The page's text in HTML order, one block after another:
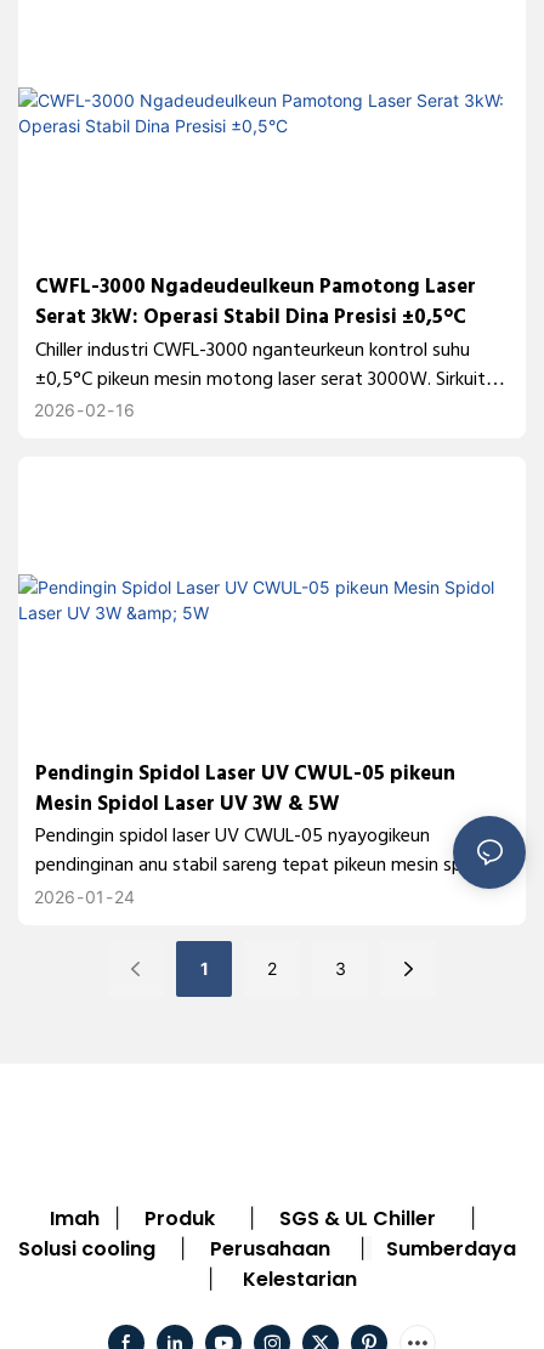
CWFL-3000 Ngadeudeulkeun Pamotong Laser
Serat 3kW: Operasi Stabil Dina Presisi ±0,5°C
Chiller industri CWFL-3000 nganteurkeun kontrol suhu
±0,5°C pikeun mesin motong laser serat 3000W. Sirkuit
pendingin ganda mastikeun kaluaran laser anu stabil,
2026 02 16
Pendingin Spidol Laser UV CWUL-05 pikeun
Mesin Spidol Laser UV 3W & 5W
Pendingin spidol laser UV CWUL-05 nyayogikeun
pendinginan anu stabil sareng tepat pikeun mesin spidol
laser UV 3W sareng 5W, ngabantosan ningkatkeun
2026 01 24
1 2 3
Imah Produk SGS & UL Chiller
Solusi cooling Perusahaan Sumberdaya
Kelestarian